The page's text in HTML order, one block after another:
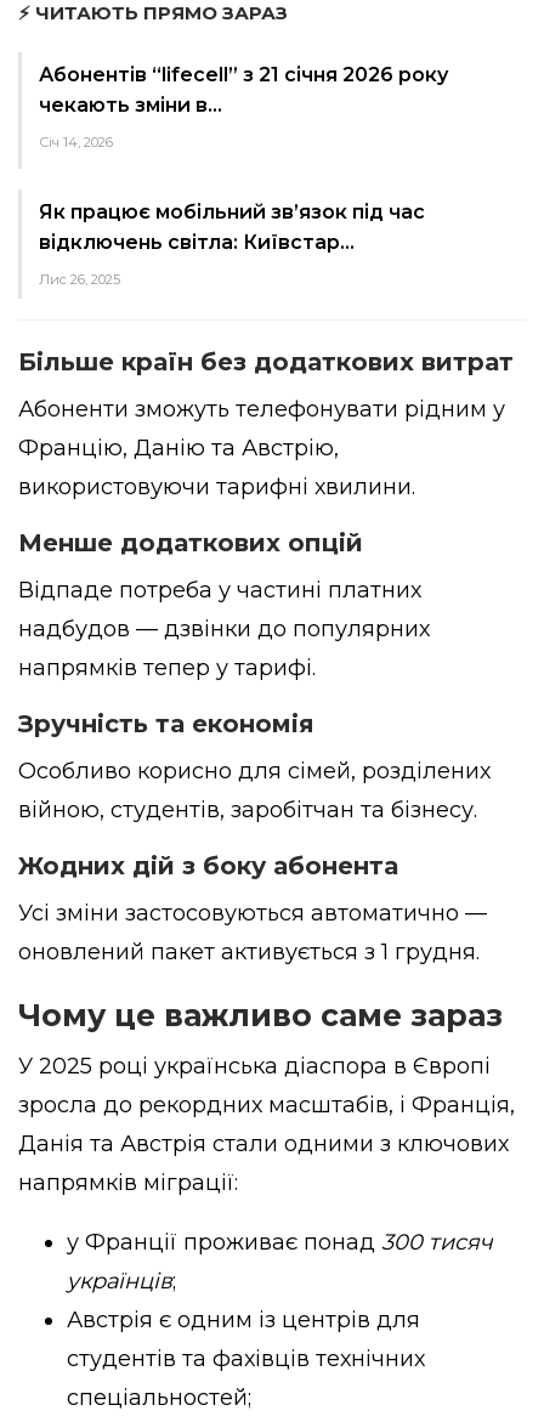
⚡ ЧИТАЮТЬ ПРЯМО ЗАРАЗ
Абонентів “lifecell” з 21 січня 2026 року
чекають зміни в…
Січ 14, 2026
Як працює мобільний зв’язок під час
відключень світла: Київстар…
Лис 26, 2025
Більше країн без додаткових витрат
Абоненти зможуть телефонувати рідним у
Францію, Данію та Австрію,
використовуючи тарифні хвилини.
Менше додаткових опцій
Відпаде потреба у частині платних
надбудов — дзвінки до популярних
напрямків тепер у тарифі.
Зручність та економія
Особливо корисно для сімей, розділених
війною, студентів, заробітчан та бізнесу.
Жодних дій з боку абонента
Усі зміни застосовуються автоматично —
оновлений пакет активується з 1 грудня.
Чому це важливо саме зараз
У 2025 році українська діаспора в Європі
зросла до рекордних масштабів, і Франція,
Данія та Австрія стали одними з ключових
напрямків міграції:
у Франції проживає понад 300 тисяч
українців;
Австрія є одним із центрів для
студентів та фахівців технічних
спеціальностей;